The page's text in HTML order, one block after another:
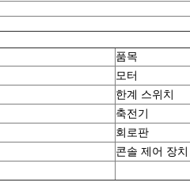
품목
모터
한계 스위치
축전기
회로판
콘솔 제어 장치